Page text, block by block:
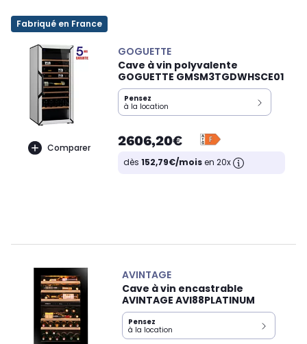
Fabriqué en France
Comparer
GOGUETTE
Cave à vin polyvalente
GOGUETTE GMSM3TGDWHSCE01
Pensez
à la location
2606,20€
dès 152,79€/moisen 20x
AVINTAGE
Cave à vin encastrable
AVINTAGE AVI88PLATINUM
Pensez
à la location